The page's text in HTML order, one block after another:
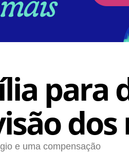
para
e uma compensação